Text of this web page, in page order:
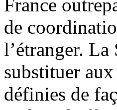
France
de
l’étranger. La
substituer
définies de